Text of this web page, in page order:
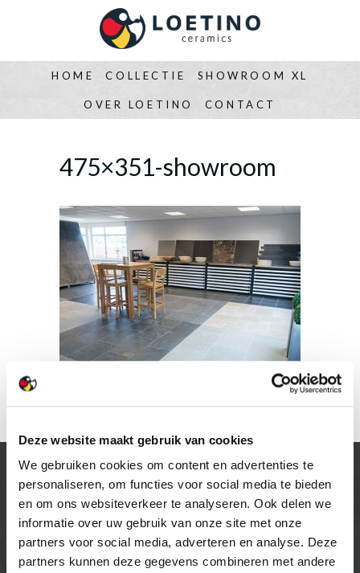
Deze website maakt gebruik van cookies
We gebruiken cookies om content en advertenties te
personaliseren, om functies voor social media te bieden
en om ons websiteverkeer te analyseren. Ook delen we
informatie over uw gebruik van onze site met onze
partners voor social media, adverteren en analyse. Deze
partners kunnen deze gegevens combineren met andere
HOME COLLECTIE SHOWROOM XL
OVER LOETINO CONTACT
475×351-showroom
OP DE KAART